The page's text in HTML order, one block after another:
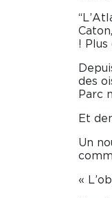
!
des
Parc
Et
Un
«